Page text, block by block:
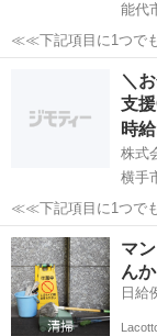
能代
≪≪下記項目に1つで
ちのお金がほとんど
る、止まりそう ④今スグ
コーディネータ...
＼
支
時
株式
横手
≪≪下記項目に1つで
ちのお金がほとんど
る、止まりそう ④今スグ働
コーディネータ...
秋田 横手市
マ
ん